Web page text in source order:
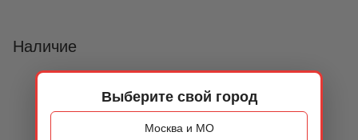
Выберите свой город
Москва и МО
Наличие